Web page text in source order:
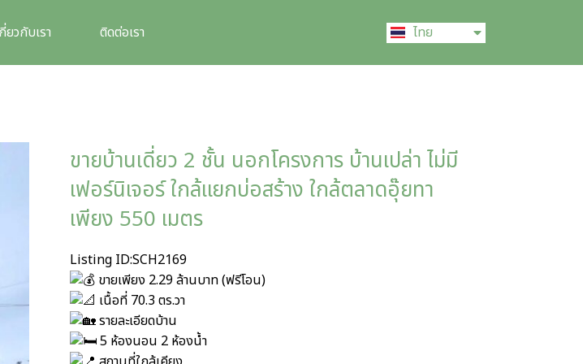
ยวกับเรา ติดต่อเรา ไทย
中文 (中国)
ขายบ้านเดี่ยว 2 ชั้น นอกโครงการ บ้านเปล่า ไม่มี
เฟอร์นิเจอร์ ใกล้แยกบ่อสร้าง ใกล้ตลาดอุ๊ยทา
เพียง 550 เมตร
Listing ID:SCH2169
ขายเพียง 2.29 ล้านบาท (ฟรีโอน)
เนื้อที่ 70.3 ตร.วา
รายละเอียดบ้าน
5 ห้องนอน 2 ห้องน้ำ